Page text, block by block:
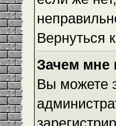
Вернуться
Зачем мне
Вы можете